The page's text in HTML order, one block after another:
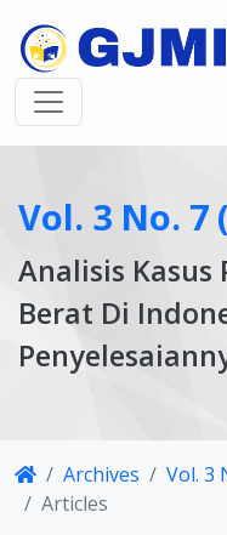
Vol. 3 No. 7
Analisis Kasus
Berat Di
DetailsArchives Vol. 3
Articles